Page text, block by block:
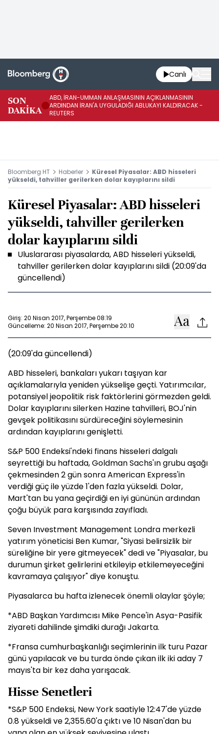
Canlı
SON
DAKİKA
ABD, İRAN-UMMAN ANLAŞMASININ AÇIKLANMASININ
ARDINDAN İRAN'A UYGULADIĞI ABLUKAYI KALDIRACAK -
REUTERS
Bloomberg HT Haberler
Küresel Piyasalar: ABD hisseleri
yükseldi, tahviller gerilerken dolar kayıplarını sildi
Küresel Piyasalar: ABD hisseleri
yükseldi, tahviller gerilerken
dolar kayıplarını sildi
Uluslararası piyasalarda, ABD hisseleri yükseldi,
tahviller gerilerken dolar kayıplarını sildi (20:09'da
güncellendi)
Giriş: 20 Nisan 2017, Perşembe 08:19
Güncelleme: 20 Nisan 2017, Perşembe 20:10
(20:09'da güncellendi)
ABD hisseleri, bankaları yukarı taşıyan kar
açıklamalarıyla yeniden yükselişe geçti. Yatırımcılar,
potansiyel jeopolitik risk faktörlerini görmezden geldi.
Dolar kayıplarını silerken Hazine tahvilleri, BOJ'nin
gevşek politikasını sürdüreceğini söylemesinin
ardından kayıplarını genişletti.
S&P 500 Endeksi'ndeki finans hisseleri dalgalı
seyrettiği bu haftada, Goldman Sachs'ın grubu aşağı
çekmesinden 2 gün sonra American Express'in
verdiği güç ile yüzde 1'den fazla yükseldi. Dolar,
Mart'tan bu yana geçirdiği en iyi gününün ardından
çoğu büyük para karşısında zayıfladı.
Seven Investment Management Londra merkezli
yatırım yöneticisi Ben Kumar, "Siyasi belirsizlik bir
süreliğine bir yere gitmeyecek" dedi ve "Piyasalar, bu
durumun şirket gelirlerini etkileyip etkilemeyeceğini
kavramaya çalışıyor" diye konuştu.
Piyasalarca bu hafta izlenecek önemli olaylar şöyle;
*ABD Başkan Yardımcısı Mike Pence'in Asya-Pasifik
ziyareti dahilinde şimdiki durağı Jakarta.
*Fransa cumhurbaşkanlığı seçimlerinin ilk turu Pazar
günü yapılacak ve bu turda önde çıkan ilk iki aday 7
mayıs'ta bir kez daha yarışacak.
Hisse Senetleri
*S&P 500 Endeksi, New York saatiyle 12:47'de yüzde
0.8 yükseldi ve 2,355.60'a çıktı ve 10 Nisan'dan bu